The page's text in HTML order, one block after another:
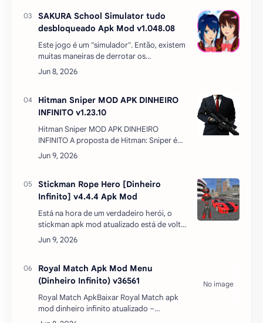
SAKURA School Simulator tudo
desbloqueado Apk Mod v1.048.08
Este jogo é um "simulador". Então, existem
muitas maneiras de derrotar os
inimigos.Claro, se você quiser derrotá-los
sozinho, você pode fazê-lo facilmente.Por
Hitman Sniper MOD APK DINHEIRO
INFINITO v1.23.10
Hitman Sniper MOD APK DINHEIRO
INFINITO A proposta de Hitman: Sniper é
fazer você cumprir diferentes objetivos
sempre em um mesmo cenário, atirando
Stickman Rope Hero [Dinheiro
Infinito] v4.4.4 Apk Mod
Está na hora de um verdadeiro herói, o
stickman apk mod atualizado está de volta.
Stickman dinheiro infinito é a mesma
pessoa que pode fazer qualquer coisa.
Royal Match Apk Mod Menu
(Dinheiro Infinito) v36561
Royal Match ApkBaixar Royal Match apk
mod dinheiro infinito atualizado –
Pensamento de alto nível, belos gráficos,